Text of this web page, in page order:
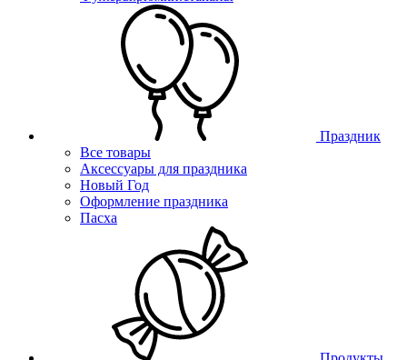
Праздник
Все товары
Аксессуары для праздника
Новый Год
Оформление праздника
Пасха